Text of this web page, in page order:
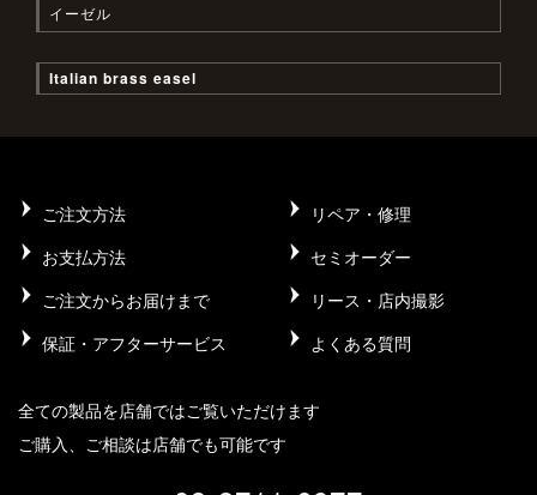
イーゼル
Italian brass easel
ご注文方法
リペア・修理
お支払方法
セミオーダー
ご注文からお届けまで
リース・店内撮影
保証・アフターサービス
よくある質問
全ての製品を店舗ではご覧いただけます
ご購入、ご相談は店舗でも可能です